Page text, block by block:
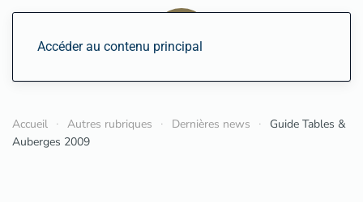
Accéder au contenu principal
Accueil Autres rubriques Dernières news
Guide Tables &
Auberges 2009